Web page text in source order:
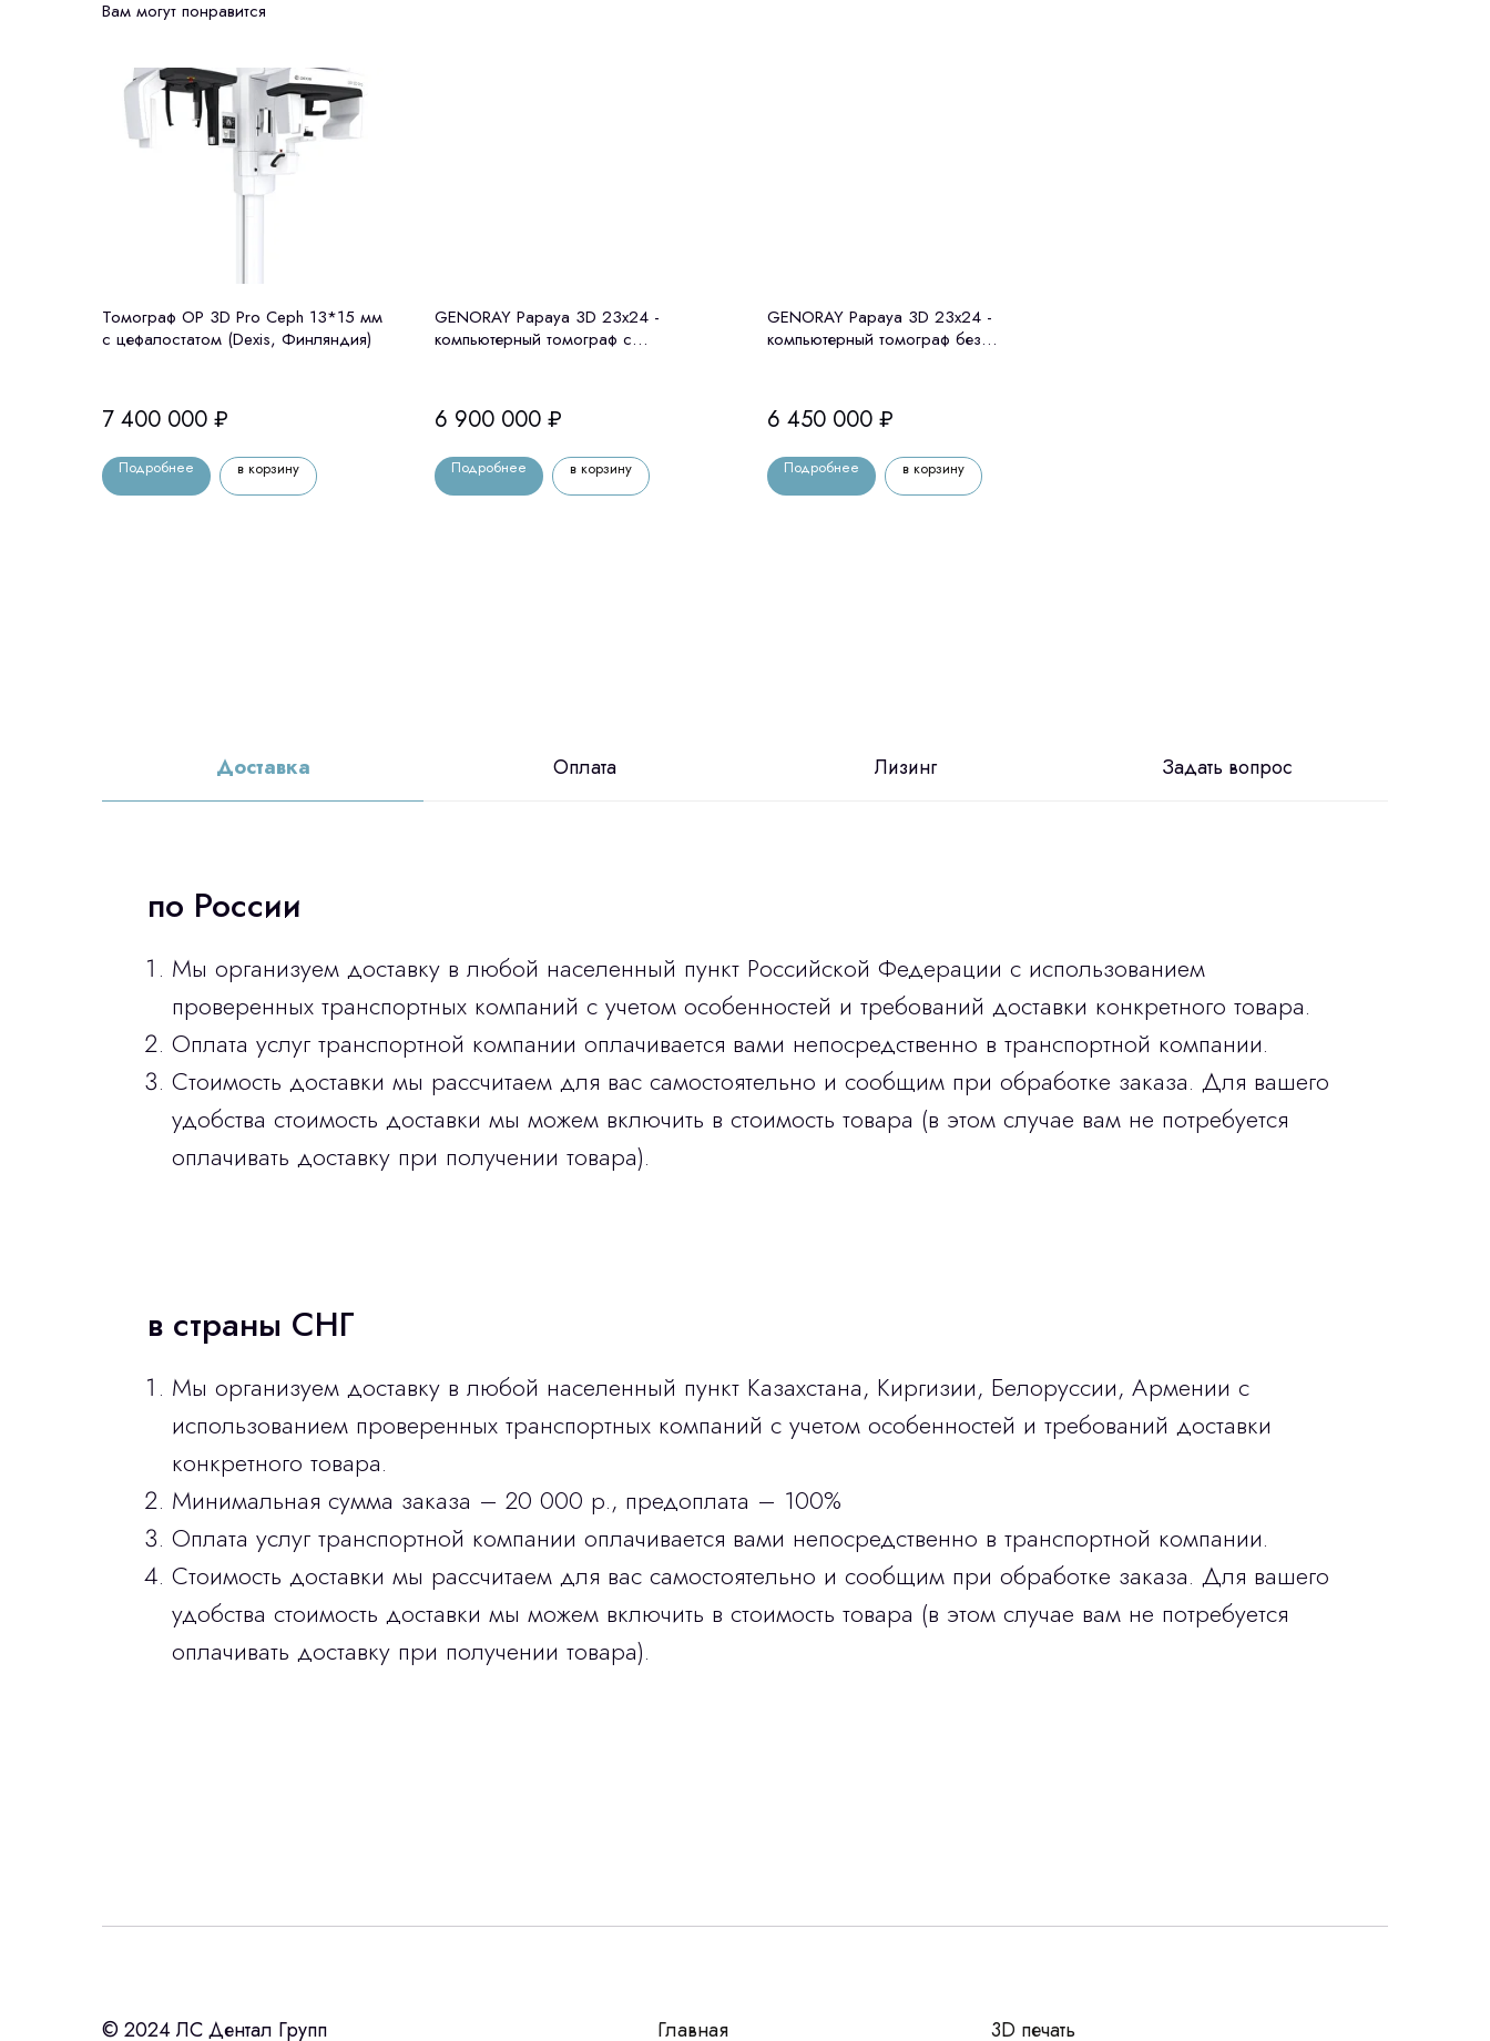
Вам могут понравится
Томограф OP 3D Pro Ceph 13*15 мм
с цефалостатом (Dexis, Финляндия)
7 400 000 ₽
Подробнее в корзину
GENORAY Papaya 3D 23x24 -
компьютерный томограф с
6 900 000 ₽
Подробнее в корзину
GENORAY Papaya 3D 23x24 -
компьютерный томограф без
6 450 000 ₽
Подробнее в корзину
Доставка Оплата Лизинг Задать вопрос
по России
Мы организуем доставку в любой населенный пункт Российской Федерации с использованием
проверенных транспортных компаний с учетом особенностей и требований доставки конкретного товара.
Оплата услуг транспортной компании оплачивается вами непосредственно в транспортной компании.
Стоимость доставки мы рассчитаем для вас самостоятельно и сообщим при обработке заказа. Для вашего
удобства стоимость доставки мы можем включить в стоимость товара (в этом случае вам не потребуется
оплачивать доставку при получении товара).
в страны СНГ
Мы организуем доставку в любой населенный пункт Казахстана, Киргизии, Белоруссии, Армении с
использованием проверенных транспортных компаний с учетом особенностей и требований доставки
конкретного товара.
Минимальная сумма заказа – 20 000 р., предоплата – 100%
Оплата услуг транспортной компании оплачивается вами непосредственно в транспортной компании.
Стоимость доставки мы рассчитаем для вас самостоятельно и сообщим при обработке заказа. Для вашего
удобства стоимость доставки мы можем включить в стоимость товара (в этом случае вам не потребуется
оплачивать доставку при получении товара).
Остались вопросы
Интересует лизинг?
с помощью нашего партнера ООО «Уралпромлизинг»
© 2024 ЛС Дентал Групп Главная 3D печать